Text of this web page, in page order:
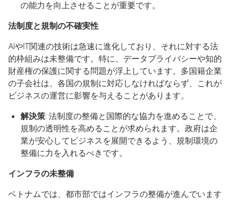
の能力を向上させることが重要です。
法制度と規制の不確実性
AIやIT関連の技術は急速に進化しており、それに対する法
的枠組みは未整備です。特に、データプライバシーや知的
財産権の保護に関する問題が浮上しています。多国籍企業
の子会社は、各国の規制に対応しなければならず、これが
ビジネスの運営に影響を与えることがあります。
解決策: 法制度の整備と国際的な協力を進めることで、
規制の透明性を高めることが求められます。政府は企
業が安心してビジネスを展開できるよう、規制環境の
整備に力を入れるべきです。
インフラの未整備
ベトナムでは、都市部ではインフラの整備が進んでいます